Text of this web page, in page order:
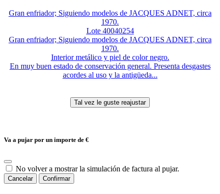
Gran enfriador; Siguiendo modelos de JACQUES ADNET, circa
1970.
Lote 40040254
Gran enfriador; Siguiendo modelos de JACQUES ADNET, circa
1970.
Interior metálico y piel de color negro.
En muy buen estado de conservación general. Presenta desgastes
acordes al uso y la antigüeda...
Va a pujar por un importe de €
No volver a mostrar la simulación de factura al pujar.
Cancelar Confirmar